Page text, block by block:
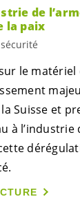
de
la paix
le
Suisse et
à l’industrie